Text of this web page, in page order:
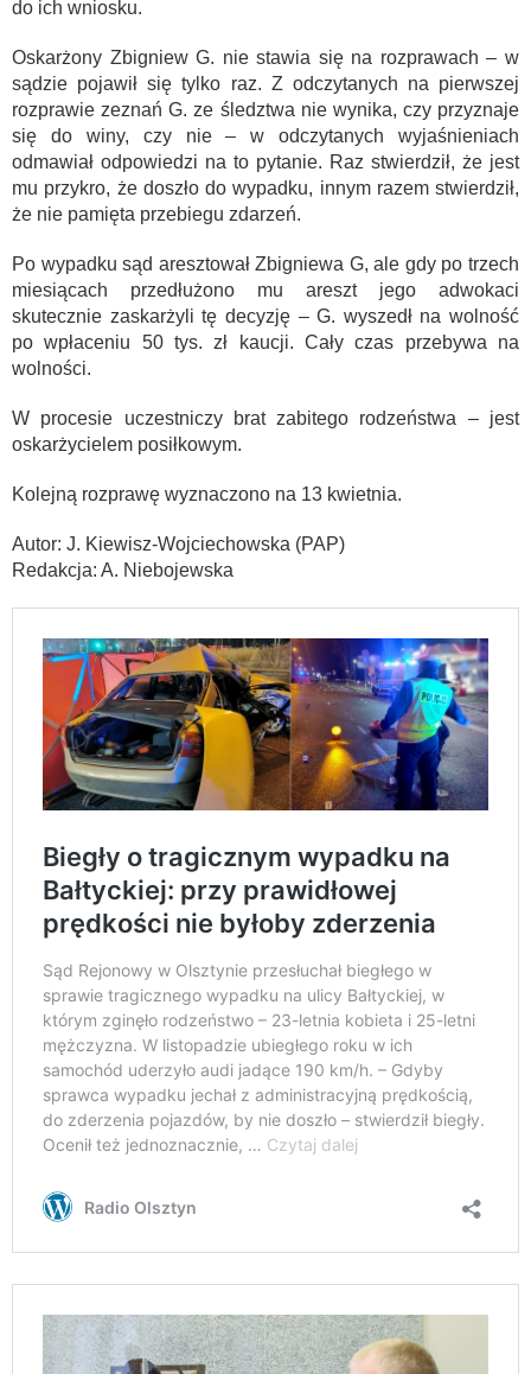
do ich wniosku.
Oskarżony Zbigniew G. nie stawia się na rozprawach – w
sądzie pojawił się tylko raz. Z odczytanych na pierwszej
rozprawie zeznań G. ze śledztwa nie wynika, czy przyznaje
się do winy, czy nie – w odczytanych wyjaśnieniach
odmawiał odpowiedzi na to pytanie. Raz stwierdził, że jest
mu przykro, że doszło do wypadku, innym razem stwierdził,
że nie pamięta przebiegu zdarzeń.
Po wypadku sąd aresztował Zbigniewa G, ale gdy po trzech
miesiącach przedłużono mu areszt jego adwokaci
skutecznie zaskarżyli tę decyzję – G. wyszedł na wolność
po wpłaceniu 50 tys. zł kaucji. Cały czas przebywa na
wolności.
W procesie uczestniczy brat zabitego rodzeństwa – jest
oskarżycielem posiłkowym.
Kolejną rozprawę wyznaczono na 13 kwietnia.
Autor: J. Kiewisz-Wojciechowska (PAP)
Redakcja: A. Niebojewska